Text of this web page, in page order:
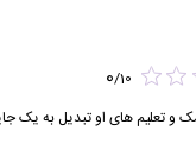
0/10
و تعلیم های او تبدیل به یک